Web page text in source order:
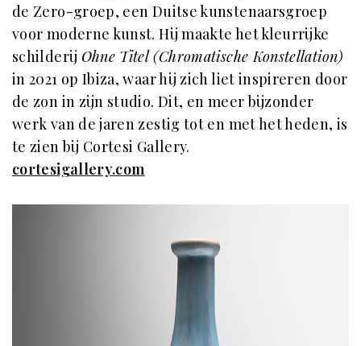
de Zero-groep, een Duitse kunstenaarsgroep
voor moderne kunst. Hij maakte het kleurrijke
schilderij Ohne Titel (Chromatische Konstellation)
in 2021 op Ibiza, waar hij zich liet inspireren door
de zon in zijn studio. Dit, en meer bijzonder
werk van de jaren zestig tot en met het heden, is
te zien bij Cortesi Gallery.
cortesigallery.com